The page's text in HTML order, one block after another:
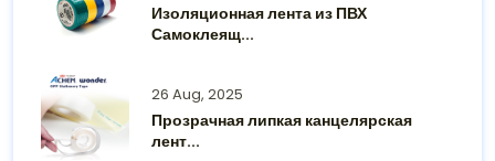
Изоляционная лента из ПВХ
Самоклеящ...
26 Aug, 2025
Прозрачная липкая канцелярская
лент...